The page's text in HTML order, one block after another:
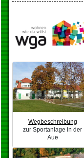
Wegbeschreibung
zur Sportanlage in der
Aue